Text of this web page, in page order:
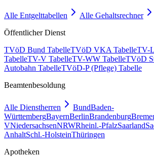
Alle Entgelttabellen
Alle Gehaltsrechner
Öffentlicher Dienst
TVöD Bund TabelleTVöD VKA TabelleTV-
TabelleTV-V TabelleTV-WW TabelleTVöD
Autobahn TabelleTVöD-P (Pflege) Tabelle
Beamtenbesoldung
Alle Dienstherren BundBaden-
WürttembergBayernBerlinBrandenburg
VNiedersachsenNRWRheinl.-PfalzSaarland
AnhaltSchl.-HolsteinThüringen
Apotheken